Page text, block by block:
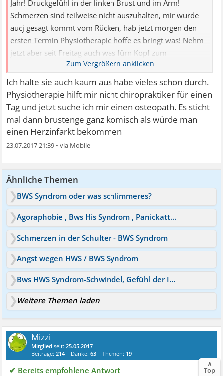
Jahr! Druckgefühl in der linken Brust und im Arm!
Schmerzen sind teilweise nicht auszuhalten, mir wurde
aucj gesagt kommt vom Rücken, hab jetzt morgen den
ersten Termin Physiotherapie hoffe es bringt was! Nehm
jetzt aber seit Freitag auch was fürn Kopf zum
runterfahren (schon öfters wegen den Symptomen
Panikattacken gehabt)
Ich halte sie auch kaum aus habe vieles schon durch.
Physiotherapie hilft mir nicht chiropraktiker für einen
Tag und jetzt suche ich mir einen osteopath. Es sticht
mal dann brustenge ganz komisch als würde man
einen Herzinfarkt bekommen
23.07.2017 21:39 •
Ähnliche Themen
BWS Syndrom oder was schlimmeres?
Agoraphobie , Bws His Syndrom , Panickattacken Hilfe
Schmerzen in der Schulter - BWS Syndrom
Angst wegen HWS / BWS Syndrom
Bws HWS Syndrom-Schwindel, Gefühl der Instabilität
Weitere Themen laden
Mizzi
Mitglied seit:25.05.2017
Beiträge:214 Danke:63 Themen: 19
✔ Bereits empfohlene Antwort
∧
Top